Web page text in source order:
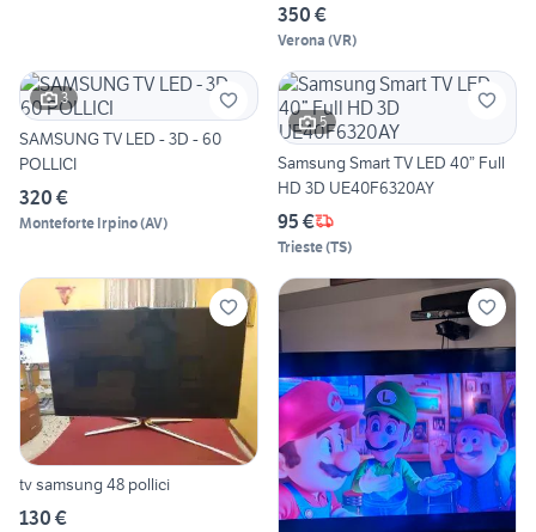
350 €
Verona (VR)
3
SAMSUNG TV LED - 3D - 60
POLLICI
320 €
Monteforte Irpino(AV)
5
Samsung Smart TV LED 40” Full
HD 3D UE40F6320AY
95 €
Trieste(TS)
tv samsung 48 pollici
130 €